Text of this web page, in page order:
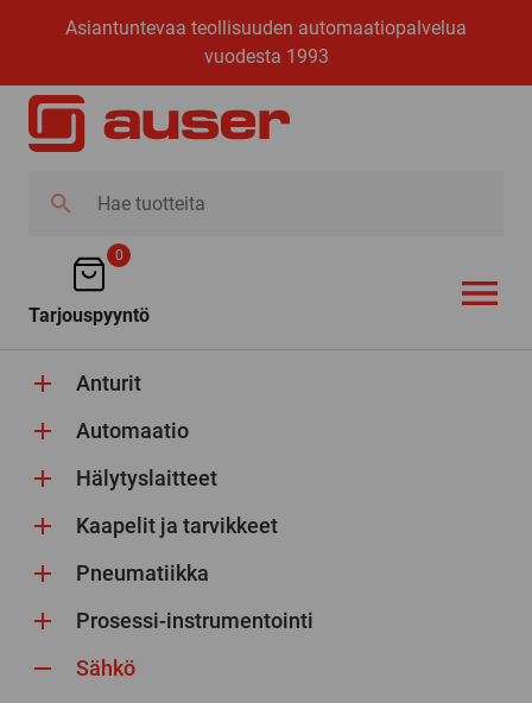
Asiantuntevaa teollisuuden automaatiopalvelua
vuodesta 1993
tuotteita
0
Tarjouspyyntö
Anturit
Automaatio
Hälytyslaitteet
Kaapelit ja tarvikkeet
Pneumatiikka
Prosessi-instrumentointi
Sähkö